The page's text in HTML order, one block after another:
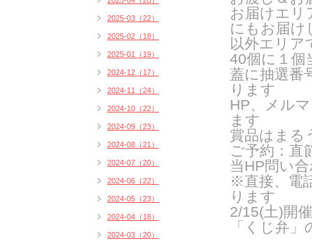
お届けエリ
にもお届け
以外エリア
40個に１個
蓋に抽選番
ります
HP、メル
ます
賞品はまる
ご予約：直
当HP問い
※直接、電
ります
2/15(土)開
「くじ弁
2025-03（22）
2025-02（18）
2025-01（19）
2024-12（17）
2024-11（24）
2024-10（22）
2024-09（23）
2024-08（21）
2024-07（20）
2024-06（22）
2024-05（23）
2024-04（18）
2024-03（20）